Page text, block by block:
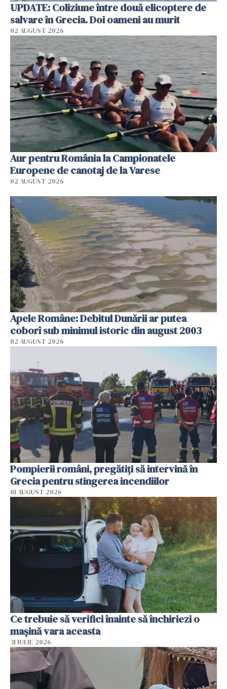
UPDATE: Coliziune între două elicoptere de
salvare în Grecia. Doi oameni au murit
02 AUGUST 2026
Aur pentru România la Campionatele
Europene de canotaj de la Varese
02 AUGUST 2026
Apele Române: Debitul Dunării ar putea
coborî sub minimul istoric din august 2003
02 AUGUST 2026
Pompierii români, pregătiţi să intervină în
Grecia pentru stingerea incendiilor
01 AUGUST 2026
Ce trebuie să verifici înainte să închiriezi o
mașină vara aceasta
31 IULIE 2026